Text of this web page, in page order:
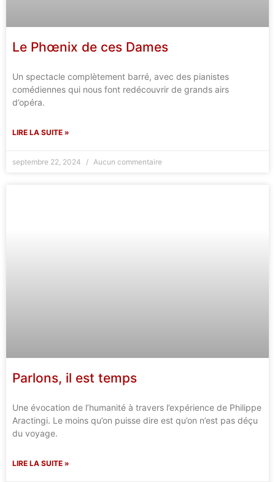
Le Phœnix de ces Dames
Un spectacle complètement barré, avec des pianistes
comédiennes qui nous font redécouvrir de grands airs
d’opéra.
LIRE LA SUITE »
septembre 22, 2024 Aucun commentaire
Parlons, il est temps
Une évocation de l’humanité à travers l’expérience de Philippe
Aractingi. Le moins qu’on puisse dire est qu’on n’est pas déçu
du voyage.
LIRE LA SUITE »